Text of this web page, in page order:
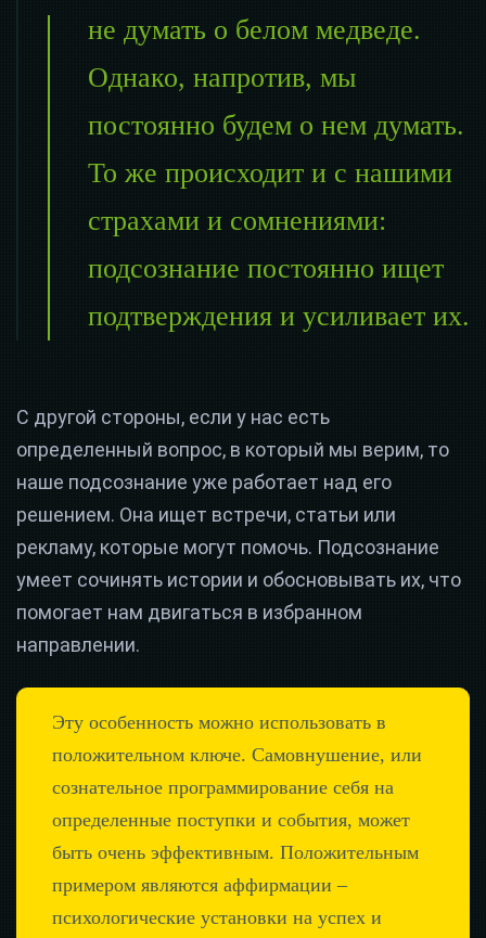
не думать о белом медведе.
Однако, напротив, мы
постоянно будем о нем думать.
То же происходит и с нашими
страхами и сомнениями:
подсознание постоянно ищет
подтверждения и усиливает их.
С другой стороны, если у нас есть
определенный вопрос, в который мы верим, то
наше подсознание уже работает над его
решением. Она ищет встречи, статьи или
рекламу, которые могут помочь. Подсознание
умеет сочинять истории и обосновывать их, что
помогает нам двигаться в избранном
направлении.
Эту особенность можно использовать в
положительном ключе. Самовнушение, или
сознательное программирование себя на
определенные поступки и события, может
быть очень эффективным. Положительным
примером являются аффирмации –
психологические установки на успех и